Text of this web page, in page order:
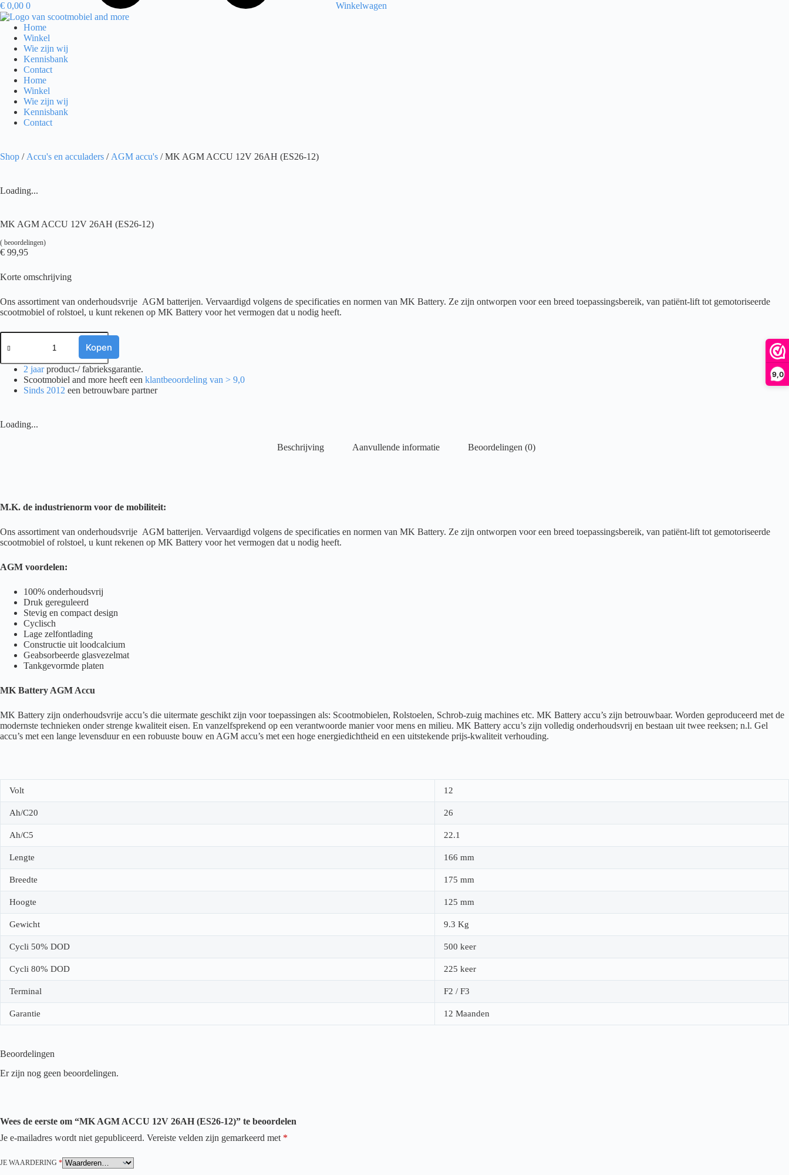
9,0
€ 0,00 0 Winkelwagen
Home
Winkel
Wie zijn wij
Kennisbank
Contact
Home
Winkel
Wie zijn wij
Kennisbank
Contact
Shop / Accu's en acculaders / AGM accu's / MK AGM ACCU 12V 26AH (ES26-12)
Loading...
MK AGM ACCU 12V 26AH (ES26-12)
( beoordelingen)
€ 99,95
Korte omschrijving
Ons assortiment van onderhoudsvrije AGM batterijen. Vervaardigd volgens de specificaties en normen van MK Battery. Ze zijn ontworpen voor een breed toepassingsbereik, van patiënt-lift tot gemotoriseerde
scootmobiel of rolstoel, u kunt rekenen op MK Battery voor het vermogen dat u nodig heeft.
MK
AGM
12V
(ES26-
Kopen
2 jaarproduct-/ fabrieksgarantie.
Scootmobiel and more heeft een klantbeoordeling van > 9,0
Sinds 2012 een betrouwbare partner
Loading...
Beschrijving Aanvullende informatie Beoordelingen (0)
M.K. de industrienorm voor de mobiliteit:
Ons assortiment van onderhoudsvrije AGM batterijen. Vervaardigd volgens de specificaties en normen van MK Battery. Ze zijn ontworpen voor een breed toepassingsbereik, van patiënt-lift tot gemotoriseerde
scootmobiel of rolstoel, u kunt rekenen op MK Battery voor het vermogen dat u nodig heeft.
AGM voordelen:
100% onderhoudsvrij
Druk gereguleerd
Stevig en compact design
Cyclisch
Lage zelfontlading
Constructie uit loodcalcium
Geabsorbeerde glasvezelmat
Tankgevormde platen
MK Battery AGM Accu
MK Battery zijn onderhoudsvrije accu’s die uitermate geschikt zijn voor toepassingen als: Scootmobielen, Rolstoelen, Schrob-zuig machines etc. MK Battery accu’s zijn betrouwbaar. Worden geproduceerd met de
modernste technieken onder strenge kwaliteit eisen. En vanzelfsprekend op een verantwoorde manier voor mens en milieu. MK Battery accu’s zijn volledig onderhoudsvrij en bestaan uit twee reeksen; n.l. Gel
accu’s met een lange levensduur en een robuuste bouw en AGM accu’s met een hoge energiedichtheid en een uitstekende prijs-kwaliteit verhouding.
Volt 12
Ah/C20 26
Ah/C5 22.1
Lengte 166 mm
Breedte 175 mm
Hoogte 125 mm
Gewicht 9.3 Kg
Cycli 50% DOD 500 keer
Cycli 80% DOD 225 keer
Terminal F2 / F3
Garantie 12 Maanden
Beoordelingen
Er zijn nog geen beoordelingen.
Wees de eerste om “MK AGM ACCU 12V 26AH (ES26-12)” te beoordelen
Je e-mailadres wordt niet gepubliceerd. Vereiste velden zijn gemarkeerd met *
JE WAARDERING *